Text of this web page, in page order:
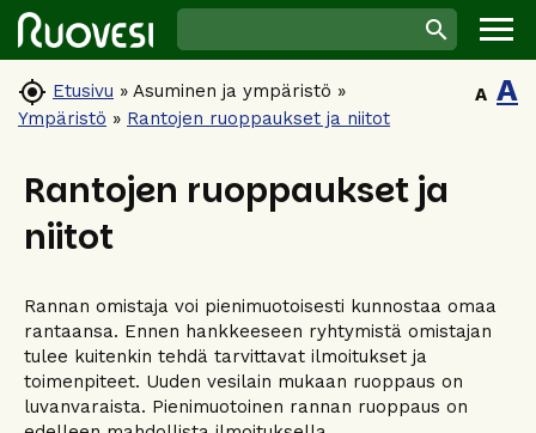
 Etusivu » Asuminen ja ympäristö »
Ympäristö » Rantojen ruoppaukset ja niitot
A A
Rantojen ruoppaukset ja
niitot
Rannan omistaja voi pienimuotoisesti kunnostaa omaa
rantaansa. Ennen hankkeeseen ryhtymistä omistajan
tulee kuitenkin tehdä tarvittavat ilmoitukset ja
toimenpiteet. Uuden vesilain mukaan ruoppaus on
luvanvaraista. Pienimuotoinen rannan ruoppaus on